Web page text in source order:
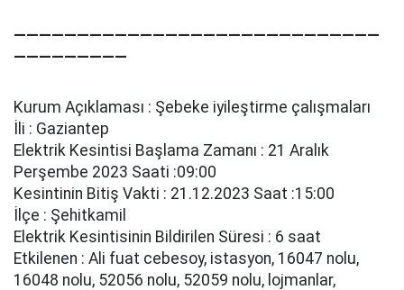
—————————————————————————————
—————————
Kurum Açıklaması : Şebeke i̇yi̇leşti̇rme çalışmaları
İli : Gaziantep
Elektrik Kesintisi Başlama Zamanı : 21 Aralık
Perşembe 2023 Saati :09:00
Kesintinin Bitiş Vakti : 21.12.2023 Saat :15:00
İlçe : Şehitkamil
Elektrik Kesintisinin Bildirilen Süresi : 6 saat
Etkilenen : Ali̇ fuat cebesoy, i̇stasyon, 16047 nolu,
16048 nolu, 52056 nolu, 52059 nolu, lojmanlar,